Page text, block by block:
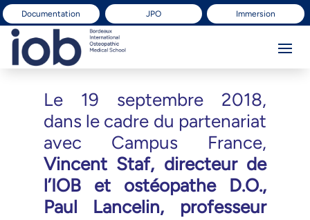
Documentation JPO Immersion
Le 19 septembre 2018,
dans le cadre du partenariat
avec Campus France,
Vincent Staf, directeur de
l’IOB et ostéopathe D.O.,
Paul Lancelin, professeur